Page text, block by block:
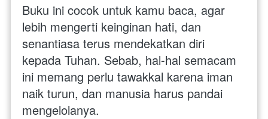
Buku ini cocok untuk kamu baca, agar
lebih mengerti keinginan hati, dan
senantiasa terus mendekatkan diri
kepada Tuhan. Sebab, hal-hal semacam
ini memang perlu tawakkal karena iman
naik turun, dan manusia harus pandai
mengelolanya.